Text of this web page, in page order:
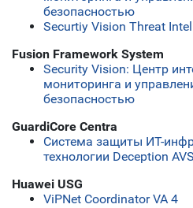
безопасностью
Securtiy Vision Threat
Fusion Framework System
Security Vision: Центр
мониторинга и
безопасностью
GuardiCore Centra
Система защиты ИТ-
технологии Deception
Huawei USG
ViPNet Coordinator VA 4